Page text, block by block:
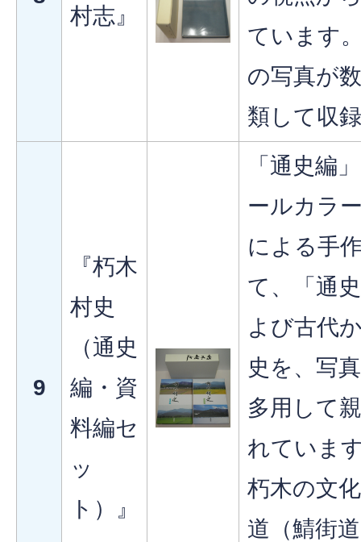
村志』
ています
の写真が
類して収
9
『朽木
村史
（通史
編・資
料編セ
ッ
ト）』
「通史編
ールカラ
による手
て、「通
よび古代
史を、写
多用して
れていま
朽木の文
道（鯖街